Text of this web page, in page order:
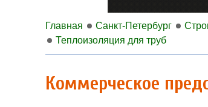
Главная Санкт-Петербург
Теплоизоляция для труб
Коммерческое